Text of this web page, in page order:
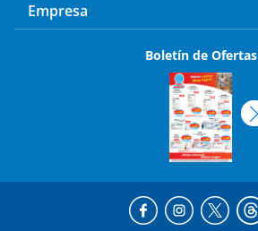
Empresa
Boletín de Ofertas